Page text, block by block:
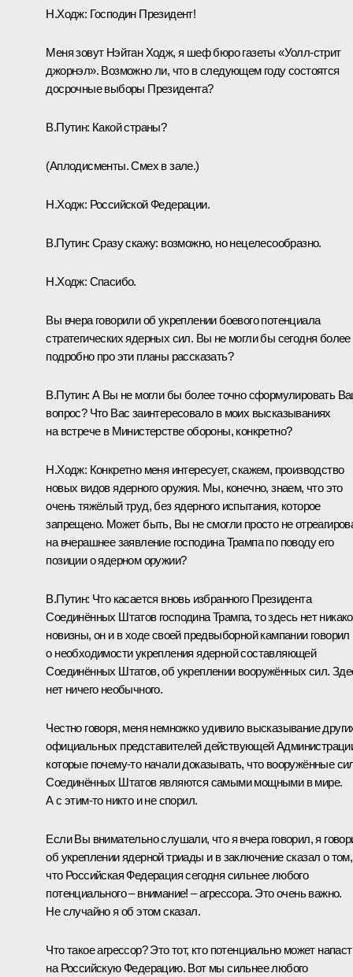
Н.Ходж: Господин Президент!
Меня зовут Нэйтан Ходж, я шеф бюро газеты «Уолл-стрит
джорнэл». Возможно ли, что в следующем году состоятся
досрочные выборы Президента?
В.Путин: Какой страны?
(Аплодисменты. Смех в зале.)
Н.Ходж: Российской Федерации.
В.Путин: Сразу скажу: возможно, но нецелесообразно.
Н.Ходж: Спасибо.
Вы вчера говорили об укреплении боевого потенциала
стратегических ядерных сил. Вы не могли бы сегодня более
подробно про эти планы рассказать?
В.Путин: А Вы не могли бы более точно сформулировать
вопрос? Что Вас заинтересовало в моих высказываниях
на встрече в Министерстве обороны, конкретно?
Н.Ходж: Конкретно меня интересует, скажем, производство
новых видов ядерного оружия. Мы, конечно, знаем, что это
очень тяжёлый труд, без ядерного испытания, которое
запрещено. Может быть, Вы не смогли просто не
на вчерашнее заявление господина Трампа по поводу его
позиции о ядерном оружии?
В.Путин: Что касается вновь избранного Президента
Соединённых Штатов господина Трампа, то здесь нет
новизны, он и в ходе своей предвыборной кампании говорил
о необходимости укрепления ядерной составляющей
Соединённых Штатов, об укреплении вооружённых сил.
нет ничего необычного.
Честно говоря, меня немножко удивило высказывание
официальных представителей действующей
которые почему-то начали доказывать, что вооружённые
Соединённых Штатов являются самыми мощными в мире.
А с этим-то никто и не спорил.
Если Вы внимательно слушали, что я вчера говорил, я
об укреплении ядерной триады и в заключение сказал о том,
что Российская Федерация сегодня сильнее любого
потенциального – внимание! – агрессора. Это очень важно.
Не случайно я об этом сказал.
Что такое агрессор? Это тот, кто потенциально может
на Российскую Федерацию. Вот мы сильнее любого